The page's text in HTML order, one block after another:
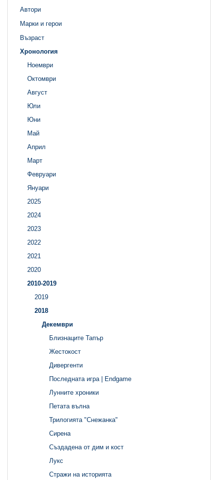
Автори
Марки и герои
Възраст
Хронология
Ноември
Октомври
Август
Юли
Юни
Май
Април
Март
Февруари
Януари
2025
2024
2023
2022
2021
2020
2010-2019
2019
2018
Декември
Близнаците Тапър
Жестокост
Дивергенти
Последната игра | Endgame
Лунните хроники
Петата вълна
Трилогията "Снежанка"
Сирена
Създадена от дим и кост
Лукс
Стражи на историята